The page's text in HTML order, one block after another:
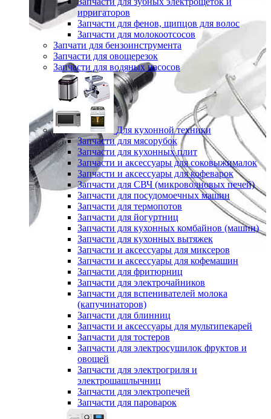
ирригаторов
Запчасти для фенов, щипцов для волос
Запчасти для молокоотсосов
Запчати для бензоинструмента
Запчасти для овощерезок
Запчасти для водяных насосов
Для кухонной техники
Запчасти для мясорубок
Запчасти для кухонных плит
Запчасти и аксессуары для соковыжималок
Запчасти и аксессуары для кофеварок
Запчасти для СВЧ (микроволновых печей)
Запчасти для посудомоечных машин
Запчасти для термопотов
Запчасти для йогуртниц
Запчасти для кухонных комбайнов (машин)
Запчасти для кухонных вытяжек
Запчасти и аксессуары для миксеров
Запчасти и аксессуары для кофемашин
Запчасти для фритюрниц
Запчасти для электрочайников
Запчасти для вспенивателей молока
(капучинаторов)
Запчасти для блинниц
Запчасти и аксессуары для мультипекарей
Запчасти для тостеров
Запчасти для электросушилок фруктов и
овощей
Запчасти для электрогриля и
электрошашлычниц
Запчасти для электропечей
Запчасти для пароварок